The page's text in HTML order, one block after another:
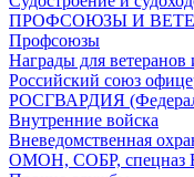
ПРОФСОЮЗЫ И
Профсоюзы
Награды для ветеранов
Российский союз
РОСГВАРДИЯ
Внутренние войска
Вневедомственная
ОМОН, СОБР, спецназ